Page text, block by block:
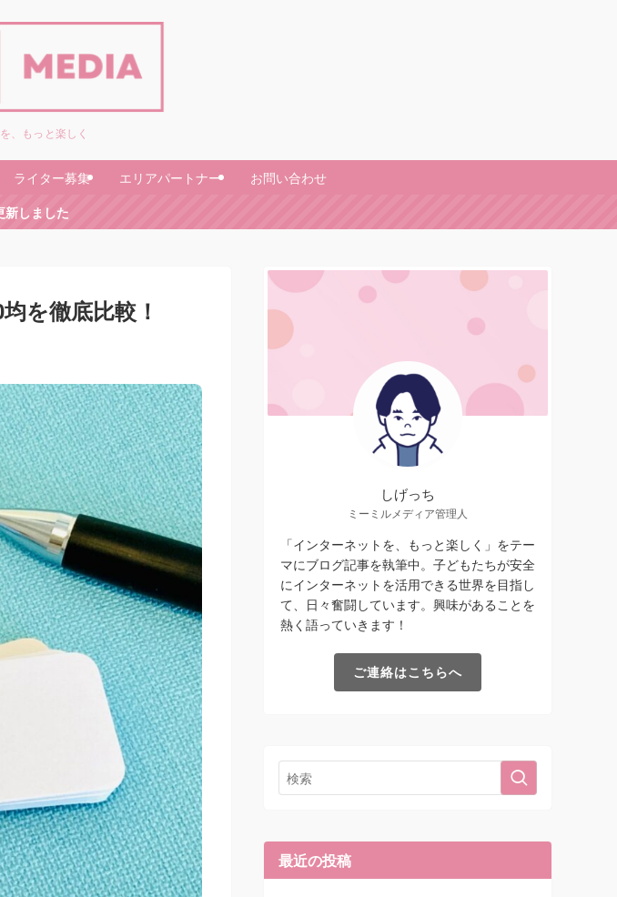
、もっと楽しく
ライター募集 エリアパートナー
お問い合わせ
新しました
を徹底比較！
しげっち
ミーミルメディア管理人
「インターネットを、もっと楽しく」をテー
マにブログ記事を執筆中。子どもたちが安全
にインターネットを活用できる世界を目指し
て、日々奮闘しています。興味があることを
熱く語っていきます！
ご連絡はこちらへ
最近の投稿